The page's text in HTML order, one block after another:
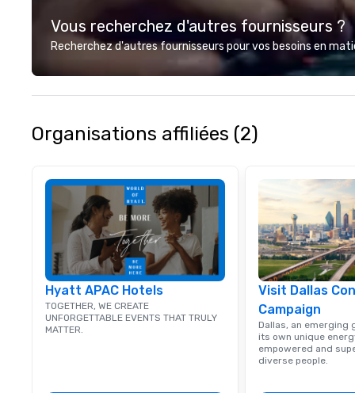
commitment to
customer
deliver smart,
designed to
experience
to finish. We are also a certified
Vous recherchez d'autres fournisseurs ?
Recherchez d'autres fournisseurs pour vos besoins en
Organisations affiliées (2)
Hyatt APAC Hotels
TOGETHER, WE CREATE
UNFORGETTABLE EVENTS THAT TRULY
MATTER.
Visit Dallas
Campaign
Dallas, an emerging
its own unique
empowered and
diverse people.